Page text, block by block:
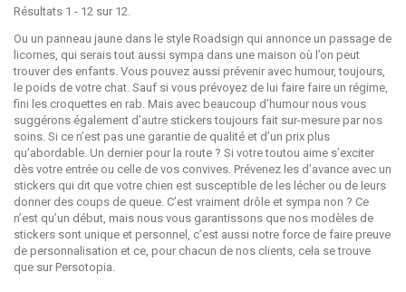
Résultats 1 - 12 sur 12.
Ou un panneau jaune dans le style Roadsign qui annonce un passage de
licornes, qui serais tout aussi sympa dans une maison où l’on peut
trouver des enfants. Vous pouvez aussi prévenir avec humour, toujours,
le poids de votre chat. Sauf si vous prévoyez de lui faire faire un régime,
fini les croquettes en rab. Mais avec beaucoup d’humour nous vous
suggérons également d’autre stickers toujours fait sur-mesure par nos
soins. Si ce n’est pas une garantie de qualité et d’un prix plus
qu’abordable. Un dernier pour la route ? Si votre toutou aime s’exciter
dès votre entrée ou celle de vos convives. Prévenez les d’avance avec un
stickers qui dit que votre chien est susceptible de les lécher ou de leurs
donner des coups de queue. C’est vraiment drôle et sympa non ? Ce
n’est qu’un début, mais nous vous garantissons que nos modèles de
stickers sont unique et personnel, c’est aussi notre force de faire preuve
de personnalisation et ce, pour chacun de nos clients, cela se trouve
que sur Persotopia.